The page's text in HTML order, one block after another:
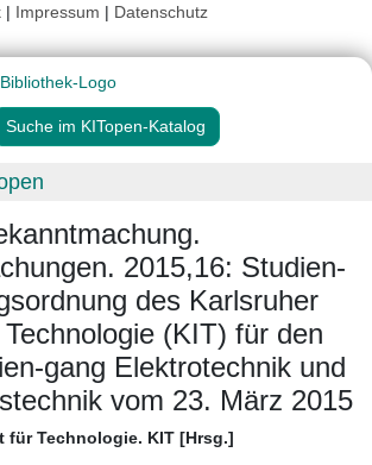
| Impressum | Datenschutz
Suche im KITopen-Katalog
2015,16: Studien-
des Karlsruher
(KIT) für den
gang Elektrotechnik und
vom 23. März 2015
für Technologie. KIT [Hrsg.]